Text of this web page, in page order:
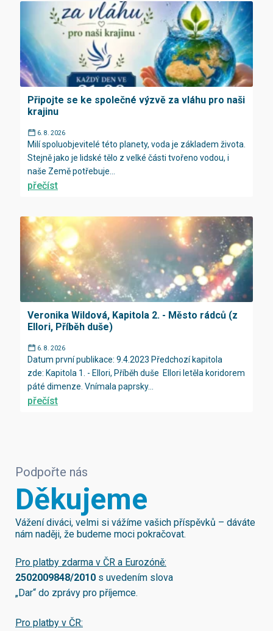
Připojte se ke společné výzvě za vláhu pro naši
krajinu
6. 8. 2026
Milí spoluobjevitelé této planety, voda je základem života.
Stejně jako je lidské tělo z velké části tvořeno vodou, i
naše Země potřebuje...
přečíst
Veronika Wildová, Kapitola 2. - Město rádců (z
Ellori, Příběh duše)
6. 8. 2026
Datum první publikace: 9.4.2023 Předchozí kapitola
zde: Kapitola 1. - Ellori, Příběh duše Ellori letěla koridorem
páté dimenze. Vnímala paprsky...
přečíst
Podpořte nás
Děkujeme
Vážení diváci, velmi si vážíme vašich příspěvků – dáváte
nám naději, že budeme moci pokračovat.
Pro platby zdarma v ČR a Eurozóně:
2502009848/2010 s uvedením slova
„Dar“ do zprávy pro příjemce.
Pro platby v ČR: